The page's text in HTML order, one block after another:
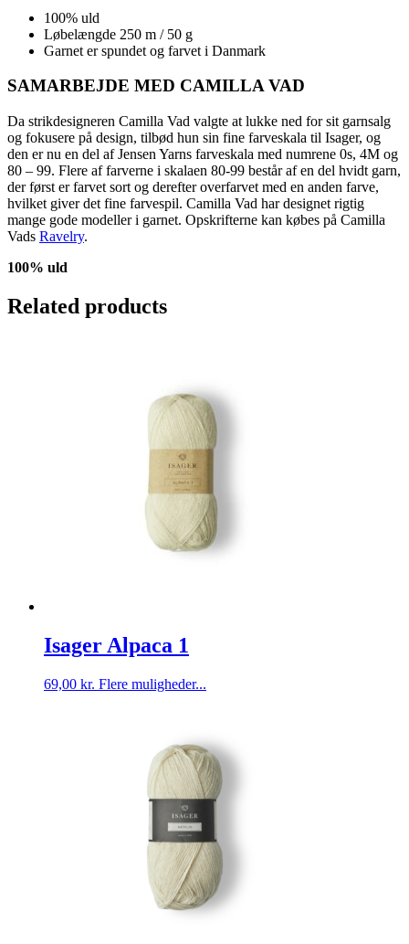
100% uld
Løbelængde 250 m / 50 g
Garnet er spundet og farvet i Danmark
SAMARBEJDE MED CAMILLA VAD
Da strikdesigneren Camilla Vad valgte at lukke ned for sit garnsalg
og fokusere på design, tilbød hun sin fine farveskala til Isager, og
den er nu en del af Jensen Yarns farveskala med numrene 0s, 4M og
80 – 99. Flere af farverne i skalaen 80-99 består af en del hvidt garn,
der først er farvet sort og derefter overfarvet med en anden farve,
hvilket giver det fine farvespil. Camilla Vad har designet rigtig
mange gode modeller i garnet. Opskrifterne kan købes på Camilla
Vads Ravelry.
100% uld
Related products
Isager Alpaca 1
69,00 kr. Flere muligheder...